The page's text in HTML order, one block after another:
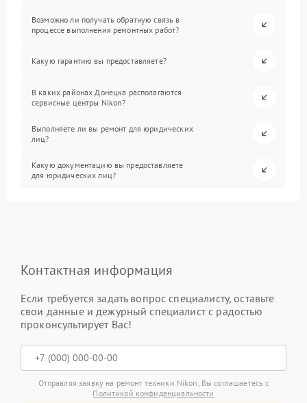
Возможно ли получать обратную связь в
процессе выполнения ремонтных работ?
Какую гарантию вы предоставляете?
В каких районах Донецка располагаются
сервисные центры Nikon?
Выполняете ли вы ремонт для юридических
лиц?
Какую документацию вы предоставляете
для юридических лиц?
Контактная информация
Если требуется задать вопрос специалисту, оставьте
свои данные и дежурный специалист с радостью
проконсультирует Вас!
Отправляя заявку на ремонт техники Nikon, Вы соглашаетесь с
Политикой конфиденциальности